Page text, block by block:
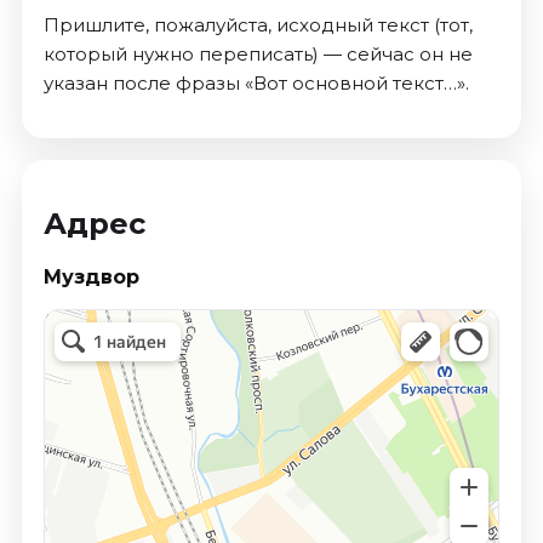
Пришлите, пожалуйста, исходный текст (тот,
который нужно переписать) — сейчас он не
указан после фразы «Вот основной текст…».
Адрес
Муздвор